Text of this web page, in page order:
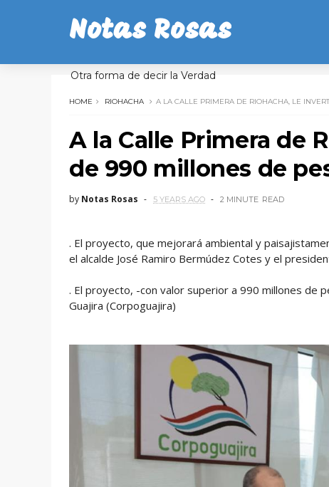
Notas Rosas
Otra forma de decir la Verdad
HOME RIOHACHA A LA CALLE PRIMERA DE RIOHACHA, LE
A la Calle Primera de
de 990 millones de
by Notas Rosas 5 YEARS AGO 2 MINUTE READ
. El proyecto, que mejorará ambiental y
el alcalde José Ramiro Bermúdez Cotes y el
. El proyecto, -con valor superior a 990 millones de
Guajira (Corpoguajira)